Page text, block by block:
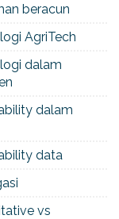
beracun
AgriTech
dalam
dalam
data
vs